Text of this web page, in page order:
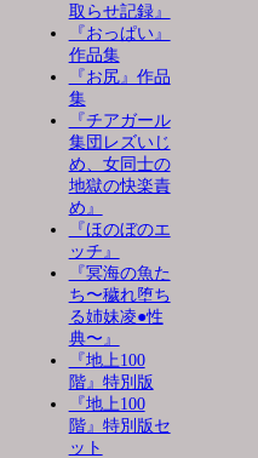
取らせ記録』
『おっぱい』
作品集
『お尻』作品
集
『チアガール
集団レズいじ
め、女同士の
地獄の快楽責
め』
『ほのぼのエ
ッチ』
『冥海の魚た
ち〜穢れ堕ち
る姉妹凌●性
典〜』
『地上100
階』特別版
『地上100
階』特別版セ
ット